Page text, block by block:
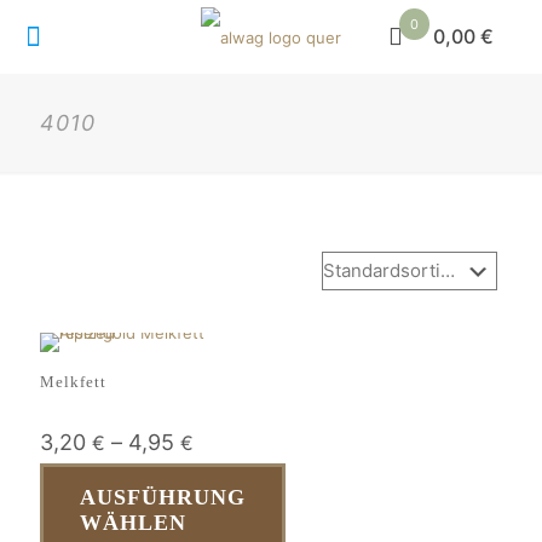
0 0,00 €
4010
Melkfett
3,20 € – 4,95 €
AUSFÜHRUNG
WÄHLEN